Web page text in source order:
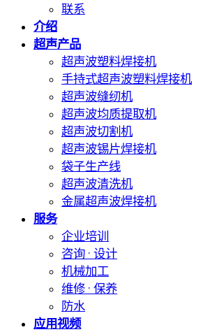
联系
介绍
超声产品
超声波塑料焊接机
手持式超声波塑料焊接机
超声波缝纫机
超声波均质提取机
超声波切割机
超声波锡片焊接机
袋子生产线
超声波清洗机
金属超声波焊接机
服务
企业培训
咨询 · 设计
机械加工
维修 · 保养
防水
应用视频